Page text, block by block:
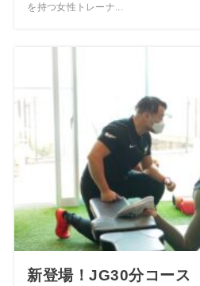
を持つ女性トレーナ...
新登場！JG30分コース